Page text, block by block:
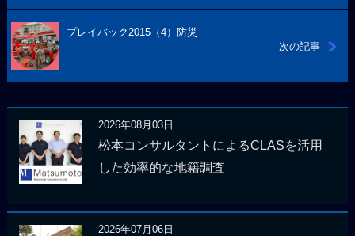
次の記事
プレイバック2015（4）防災
2026年08月03日
松本コンサルタントによるCLASを活用
した効率的な地籍調査
2026年07月06日